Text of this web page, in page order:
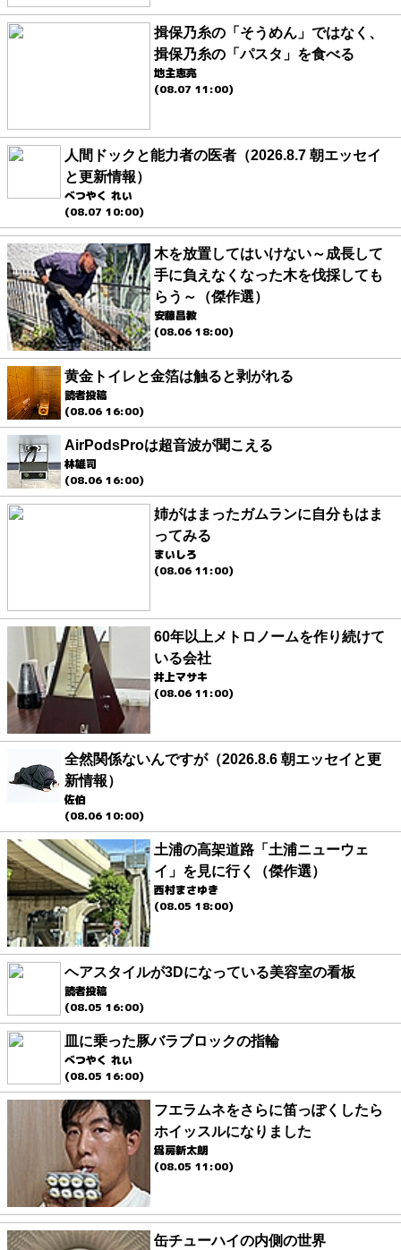
揖保乃糸の「そうめん」ではなく、
揖保乃糸の「パスタ」を食べる
地主恵亮
(08.07 11:00)
人間ドックと能力者の医者（2026.8.7 朝エッセイ
と更新情報）
べつやく れい
(08.07 10:00)
木を放置してはいけない～成長して
手に負えなくなった木を伐採しても
らう～（傑作選）
安藤昌教
(08.06 18:00)
黄金トイレと金箔は触ると剥がれる
読者投稿
(08.06 16:00)
AirPodsProは超音波が聞こえる
林雄司
(08.06 16:00)
姉がはまったガムランに自分もはま
ってみる
まいしろ
(08.06 11:00)
60年以上メトロノームを作り続けて
いる会社
井上マサキ
(08.06 11:00)
全然関係ないんですが（2026.8.6 朝エッセイと更
新情報）
佐伯
(08.06 10:00)
土浦の高架道路「土浦ニューウェ
イ」を見に行く（傑作選）
西村まさゆき
(08.05 18:00)
ヘアスタイルが3Dになっている美容室の看板
読者投稿
(08.05 16:00)
皿に乗った豚バラブロックの指輪
べつやく れい
(08.05 16:00)
フエラムネをさらに笛っぽくしたら
ホイッスルになりました
爲房新太朗
(08.05 11:00)
缶チューハイの内側の世界